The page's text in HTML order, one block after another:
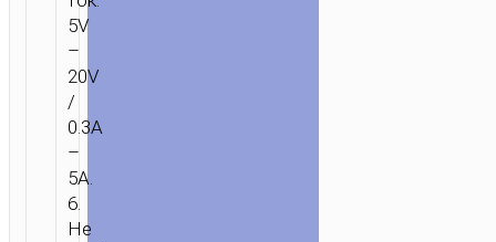
5V
–
20V
/
0.3A
–
5A.
6.
Не